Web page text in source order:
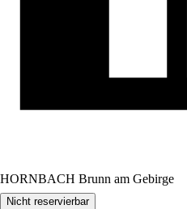
HORNBACH Brunn am Gebirge
Nicht reservierbar